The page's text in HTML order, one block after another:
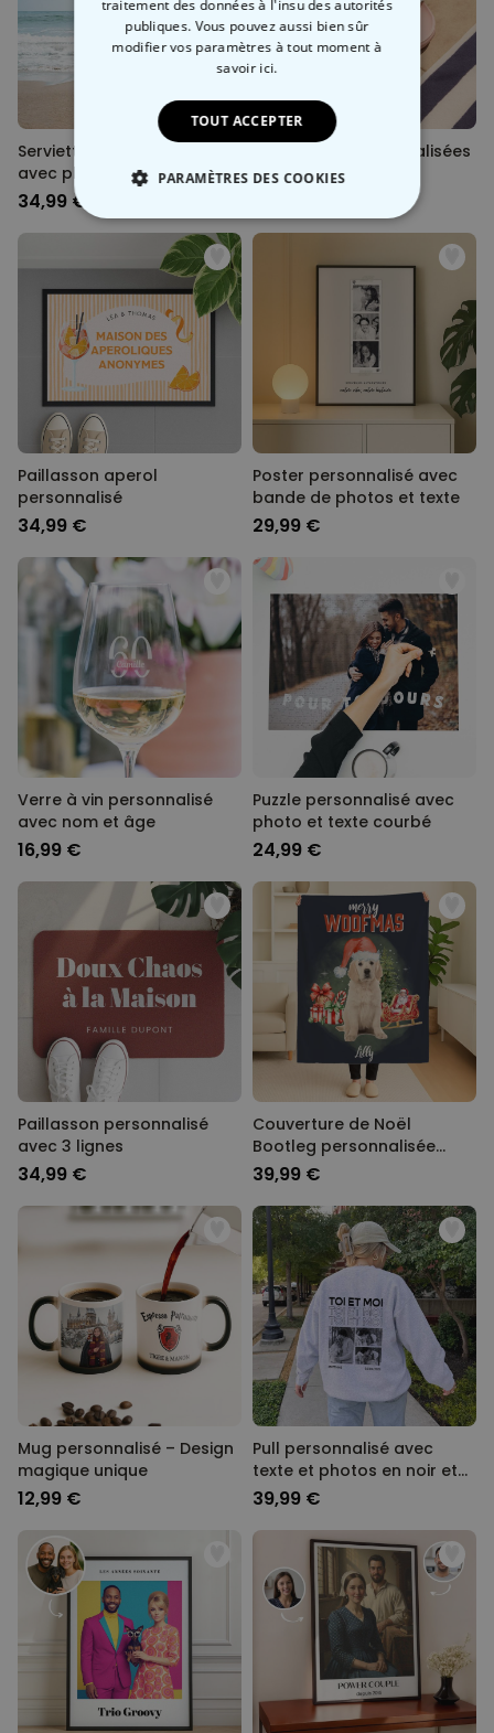
Serviette personnalisée
avec photo et texte
34,99 €
Claquettes personnalisées
avec photo et texte
Paillasson aperol
personnalisé
34,99 €
Poster personnalisé avec
bande de photos et texte
29,99 €
Verre à vin personnalisé
avec nom et âge
16,99 €
Puzzle personnalisé avec
photo et texte courbé
24,99 €
Paillasson personnalisé
avec 3 lignes
34,99 €
Couverture de Noël
Bootleg personnalisée
avec animal de compagnie
39,99 €
Mug personnalisé – Design
magique unique
12,99 €
Pull personnalisé avec
texte et photos en noir et
blanc
39,99 €
traitement des données à l'insu des autorités
publiques. Vous pouvez aussi bien sûr
modifier vos paramètres à tout momentà
savoir ici.
TOUT ACCEPTER
PARAMÈTRES DES COOKIES
STRICTEMENT NÉCESSAIRE
PERFORMANCE
COMMERCIALISATION
NON CLASSÉ